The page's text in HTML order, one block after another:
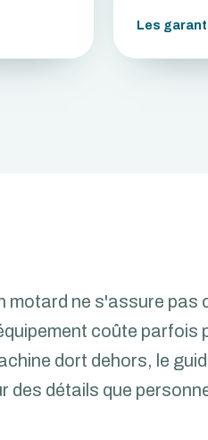
Les
motard ne s'assure pas
coûte parfois
dort dehors, le
des détails que